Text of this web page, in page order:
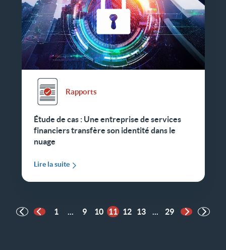
Rapports
Étude de cas : Une entreprise de services
financiers transfère son identité dans le
nuage
Lire la suite
Page précédente
1 ... 9 10 11 12 13 ... 29
Page